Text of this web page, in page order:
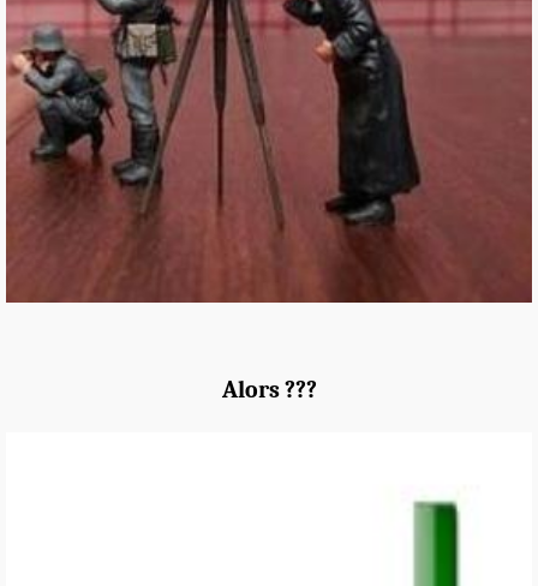
Alors ???